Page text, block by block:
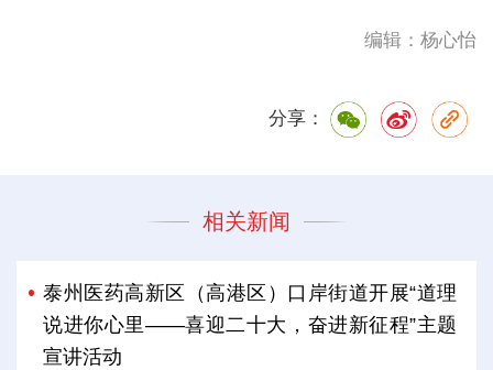
编辑：杨心怡
分享：
相关新闻
泰州医药高新区（高港区）口岸街道开展“道理
说进你心里——喜迎二十大，奋进新征程”主题
宣讲活动